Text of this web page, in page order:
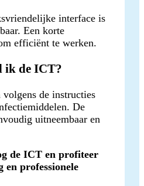
interface is
Een korte
efficiënt te werken.
ik de ICT?
de instructies
De
uitneembaar en
de ICT en profiteer
en professionele